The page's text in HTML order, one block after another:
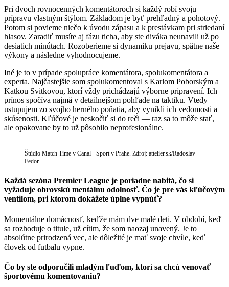
Pri dvoch rovnocenných komentátoroch si každý robí svoju
prípravu vlastným štýlom. Základom je byť prehľadný a pohotový.
Potom si povieme niečo k úvodu zápasu a k prestávkam pri striedaní
hlasov. Zaradiť musíte aj fázu ticha, aby ste diváka neunavili už po
desiatich minútach. Rozoberieme si dynamiku prejavu, spätne naše
výkony a následne vyhodnocujeme.
Iné je to v prípade spolupráce komentátora, spolukomentátora a
experta. Najčastejšie som spolukomentoval s Karlom Poborským a
Katkou Svitkovou, ktorí vždy prichádzajú výborne pripravení. Ich
prínos spočíva najmä v detailnejšom pohľade na taktiku. Vtedy
ustupujem zo svojho herného poňatia, aby vynikli ich vedomosti a
skúsenosti. Kľúčové je neskočiť si do reči — raz sa to môže stať,
ale opakovane by to už pôsobilo neprofesionálne.
Štúdio Match Time v Canal+ Sport v Prahe. Zdroj: attelier.sk/Radoslav
Fedor
Každá sezóna Premier League je poriadne nabitá, čo si
vyžaduje obrovskú mentálnu odolnosť. Čo je pre vás kľúčovým
ventilom, pri ktorom dokážete úplne vypnúť?
Momentálne domácnosť, keďže mám dve malé deti. V období, keď
sa rozhoduje o titule, už cítim, že som naozaj unavený. Je to
absolútne prirodzená vec, ale dôležité je mať svoje chvíle, keď
človek od futbalu vypne.
Čo by ste odporučili mladým ľuďom, ktorí sa chcú venovať
športovému komentovaniu?